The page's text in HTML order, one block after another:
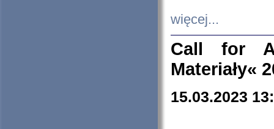
więcej...
Call for
Materiały«
15.03.2023